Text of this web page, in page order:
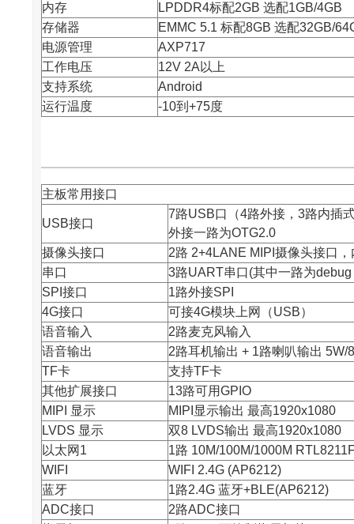
内存
LPDDR4标配2GB 选配1GB/4GB
存储器
EMMC 5.1 标配8GB 选配32GB/
电源管理
AXP717
工作电压
12V 2A以上
支持系统
Android
运行温度
-10到+75度
主板常用接口
USB接口
7路USB口（4路外接，3路内插
外接一路为OTG2.0
摄像头接口
2路 2+4LANE MIPI摄像头接口
串口
3路UART串口(其中一路为
SPI接口
1路外接SPI
4G接口
可接4G模块上网（USB）
语音输入
2路麦克风输入
语音输出
2路耳机输出 + 1路喇叭输出 5W/
TF卡
支持TF卡
其他扩展接口
13路可用GPIO
MIPI 显示
MIPI显示输出 最高1920x1080
LVDS 显示
双8 LVDS输出 最高1920x1080
以太网1
1路 10M/100M/1000M
WIFI
WIFI 2.4G (AP6212)
蓝牙
1路2.4G 蓝牙+BLE(AP6212)
ADC接口
2路ADC接口